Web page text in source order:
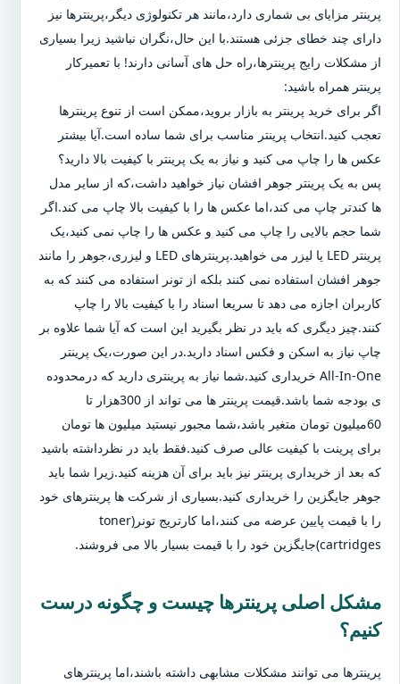
پرینتر مزایای بی شماری دارد،مانند هر تکنولوژی دیگر،پرینترها نیز
دارای چند خطای جزئی هستند.با این حال،نگران نباشید زیرا بسیاری
از مشکلات رایج پرینترها،راه حل های آسانی دارند! با تعمیرکار
پرینتر همراه باشید:
اگر برای خرید پرینتر به بازار بروید،ممکن است از تنوع پرینترها
تعجب کنید.انتخاب پرینتر مناسب برای شما ساده است.آیا بیشتر
عکس ها را چاپ می کنید و نیاز به یک پرینتر با کیفیت بالا دارید؟
پس به یک پرینتر جوهر افشان نیاز خواهید داشت،که از سایر مدل
ها کندتر چاپ می کند،اما عکس ها را با کیفیت بالا چاپ می کند.اگر
شما حجم بالایی را چاپ می کنید و عکس ها را چاپ نمی کنید،یک
پرینتر LED یا لیزر می خواهید.پرینترهای LED و لیزری،جوهر را مانند
جوهر افشان استفاده نمی کنند بلکه از تونر استفاده می کنند که به
کاربران اجازه می دهد تا سریعا اسناد را با کیفیت بالا را چاپ
کنند.چیز دیگری که باید در نظر بگیرید این است که آیا شما علاوه بر
چاپ نیاز به اسکن و فکس اسناد دارید.در این صورت،یک پرینتر
All-In-One خریداری کنید.شما نیاز به پرینتری دارید که درمحدوده
ی بودجه شما باشد.قیمت پرینتر ها می تواند از 300هزار تا
60میلیون تومان متغیر باشد،شما مجبور نیستید میلیون ها تومان
برای پرینت با کیفیت عالی صرف کنید.فقط باید در نظرداشته باشید
که بعد از خریداری پرینتر نیز باید برای آن هزینه کنید.زیرا شما باید
جوهر جایگزین را خریداری کنید.بسیاری از شرکت ها پرینترهای خود
را با قیمت پایین عرضه می کنند،اما کارتریج تونر(toner
cartridges)جایگزین خود را با قیمت بسیار بالا می فروشند.
مشکل اصلی پرینترها چیست و چگونه درست
کنیم؟
پرینترها می توانند مشکلات مشابهی داشته باشند،اما پرینترهای